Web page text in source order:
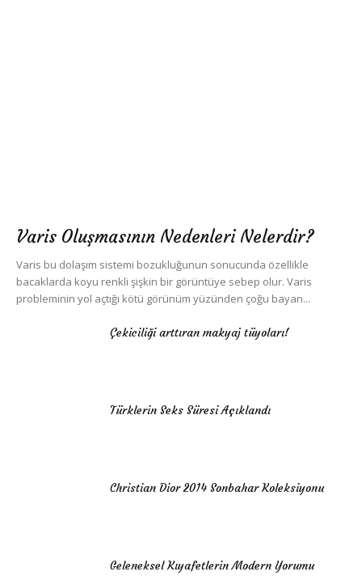
Varis Oluşmasının Nedenleri Nelerdir?
Varis bu dolaşım sistemi bozukluğunun sonucunda özellikle
bacaklarda koyu renkli şişkin bir görüntüye sebep olur. Varis
probleminin yol açtığı kötü görünüm yüzünden çoğu bayan...
Çekiciliği arttıran makyaj tüyoları!
Türklerin Seks Süresi Açıklandı
Christian Dior 2014 Sonbahar Koleksiyonu
Geleneksel Kıyafetlerin Modern Yorumu